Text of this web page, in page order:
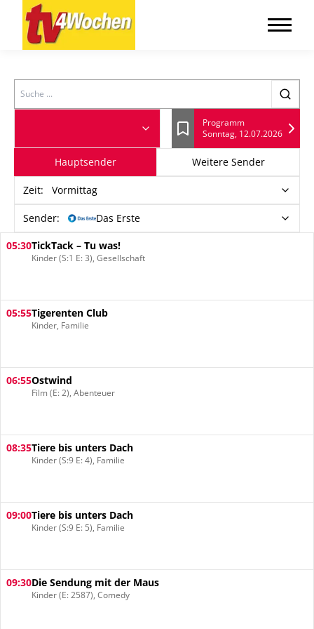
Search
Lesezeichen
Programm
Sonntag, 12.07.2026
Hauptsender Weitere Sender
Zeit: Vormittag
Sender: Das Erste
05:30TickTack – Tu was!
Kinder (S:1 E: 3), Gesellschaft
05:55Tigerenten Club
Kinder, Familie
06:55Ostwind
Film (E: 2), Abenteuer
08:35Tiere bis unters Dach
Kinder (S:9 E: 4), Familie
09:00Tiere bis unters Dach
Kinder (S:9 E: 5), Familie
09:30Die Sendung mit der Maus
Kinder (E: 2587), Comedy